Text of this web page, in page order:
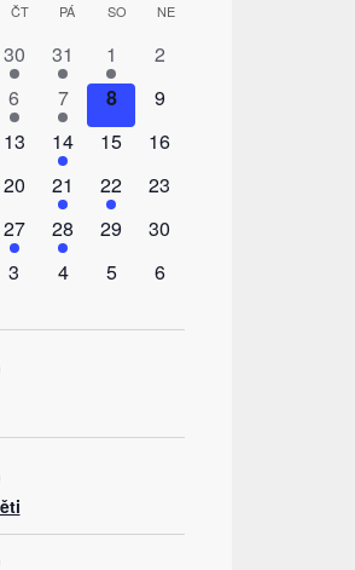
ČT ČTVRTEK
PÁ PÁTEKSO SOBOTA
NENEDĚLE
1
akce
30
1
akce
31
1
akce
1
0
2
1
akce
6
1
akce
7
0
akce
8
0
9
0
13
1
akce
14
0
15
0
16
0
20
1
akce
21
1
akce
22
0
23
1
akce
27
1
akce
28
0
29
0
30
0
3
0
4
0
5
0
6